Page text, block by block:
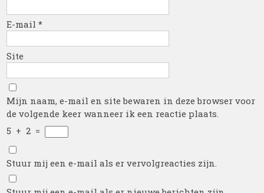
E-mail*
Site
Mijn naam, e-mail en site bewaren in deze browser voor
de volgende keer wanneer ik een reactie plaats.
5 + 2 =
Stuur mij een e-mail als er vervolgreacties zijn.